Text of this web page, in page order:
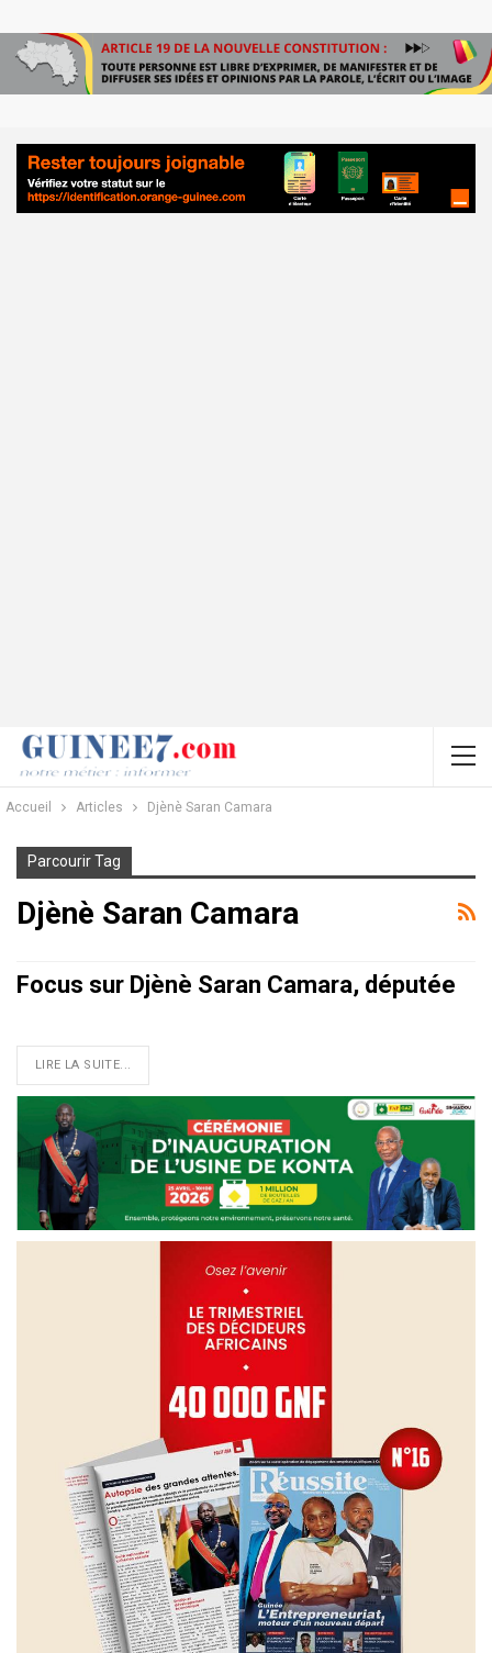
Accueil Articles Djènè Saran Camara
Parcourir Tag
Djènè Saran Camara
Focus sur Djènè Saran Camara, députée
LIRE LA SUITE...